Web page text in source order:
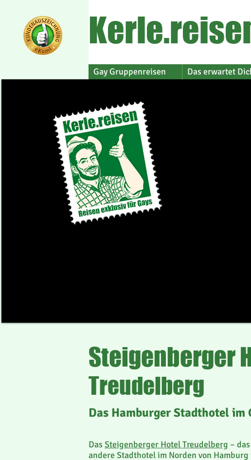
Gay Gruppenreisen Das erwartet
Das Hamburger Stadthotel im
Steigenberger
Treudelberg
DasSteigenberger Hotel Treudelberg –
andere Stadthotel im Norden von